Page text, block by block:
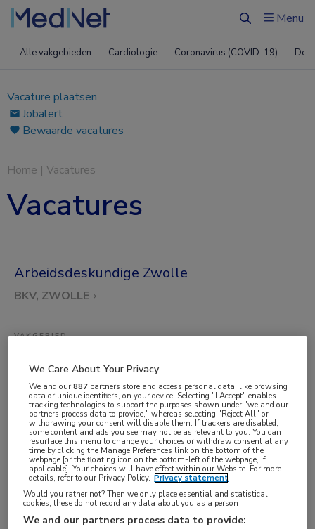
ZoekenMenu
Alle vakgebieden Cardiologie Coronavirus (COVID-19)
Vacature plaatsen
Jobalert
Bewaarde vacatures
Home | Vacatures
Vacatures
Arbeidsdeskundige Zwolle
BKV, ZWOLLE
VAKGEBIED
FUNCTIE
Jurist
BRANCHE
Onbekend
AANSTELLING
Vaste aanstelling
PLAATSINGSDATUM
23 september 2024
We Care About Your Privacy
We and our887 partners store and access personal data, like browsing
data or unique identifiers, on your device. Selecting "I Accept" enables
tracking technologies to support the purposes shown under "we and our
partners process data to provide," whereas selecting "Reject All" or
withdrawing your consent will disable them. If trackers are disabled,
some content and ads you see may not be as relevant to you. You can
resurface this menu to change your choices or withdraw consent at any
time by clicking the Manage Preferences link on the bottom of the
webpage [or the floating icon on the bottom-left of the webpage, if
applicable]. Your choices will have effect within our Website. For more
details, refer to our Privacy Policy. Privacy statement
Would you rather not? Then we only place essential and statistical
cookies, these do not record any data about you as a person
We and our partners process data to provide: